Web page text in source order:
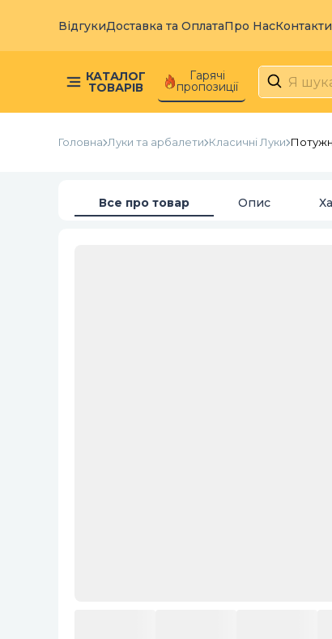
ВідгукиДоставка та ОплатаПро НасКонтакти
КАТАЛОГ
ТОВАРІВ
Гарячі
пропозиції
Головна Луки та арбалети Класичні Луки
Все про товар Опис